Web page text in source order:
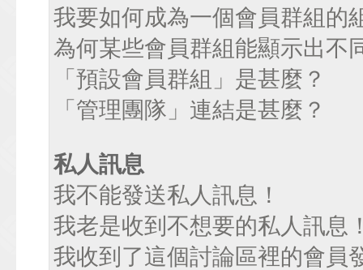
我要如何成為一個會員群組的
為何某些會員群組能顯示出不
「預設會員群組」是甚麼？
「管理團隊」連結是甚麼？
私人訊息
我不能發送私人訊息！
我老是收到不想要的私人訊息
我收到了這個討論區裡的會員